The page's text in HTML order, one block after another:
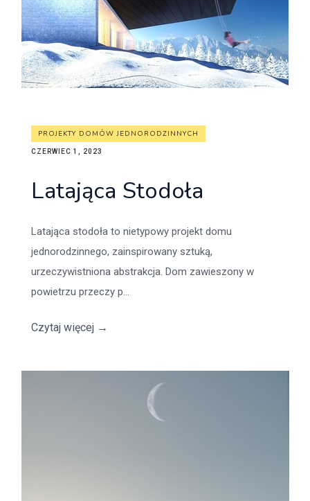
PROJEKTY DOMÓW JEDNORODZINNYCH
CZERWIEC 1, 2023
Latająca Stodoła
Latająca stodoła to nietypowy projekt domu
jednorodzinnego, zainspirowany sztuką,
urzeczywistniona abstrakcja. Dom zawieszony w
powietrzu przeczy p...
Czytaj więcej →